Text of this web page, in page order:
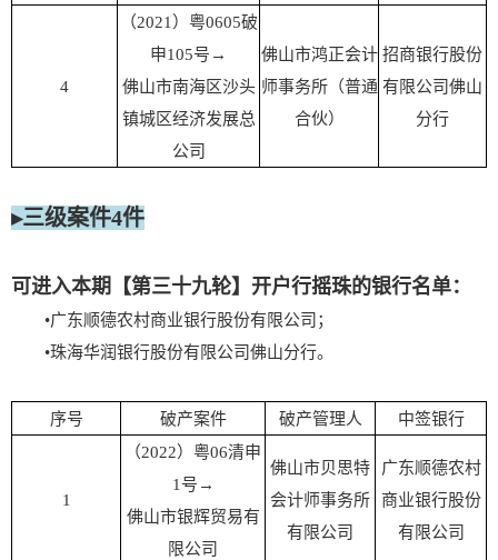
4
（2021）粤0605破
申105号→
佛山市南海区沙头
镇城区经济发展总
公司
佛山市鸿正会计
师事务所（普通
合伙）
招商银行股份
有限公司佛山
分行
▸三级案件4件
可进入本期【第三十九轮】开户行摇珠的银行名单：
•广东顺德农村商业银行股份有限公司；
•珠海华润银行股份有限公司佛山分行。
序号 破产案件 破产管理人 中签银行
1
（2022）粤06清申
1号→
佛山市银辉贸易有
限公司
佛山市贝思特
会计师事务所
有限公司
广东顺德农村
商业银行股份
有限公司